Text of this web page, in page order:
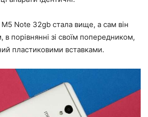
Note 32gb стала вище, а сам він
в порівнянні зі своїм попередником,
пластиковими вставками.